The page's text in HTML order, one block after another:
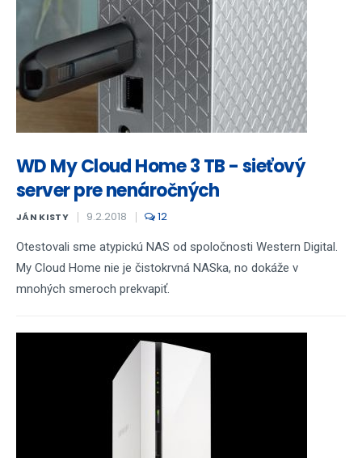
WD My Cloud Home 3 TB - sieťový
server pre nenáročných
JÁN KISTY 9.2.2018 12
Otestovali sme atypickú NAS od spoločnosti Western Digital.
My Cloud Home nie je čistokrvná NASka, no dokáže v
mnohých smeroch prekvapiť.